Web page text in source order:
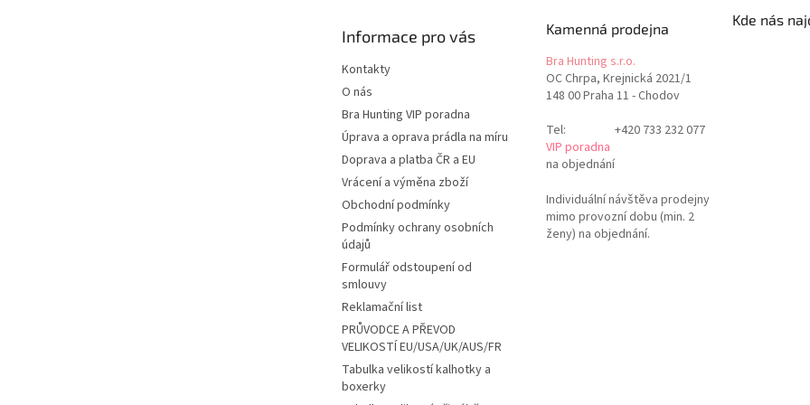
Informace pro vás
Kontakty
O nás
Bra Hunting VIP poradna
Úprava a oprava prádla na míru
Doprava a platba ČR a EU
Vrácení a výměna zboží
Obchodní podmínky
Podmínky ochrany osobních
údajů
Formulář odstoupení od
smlouvy
Reklamační list
PRŮVODCE A PŘEVOD
VELIKOSTÍ EU/USA/UK/AUS/FR
Tabulka velikostí kalhotky a
boxerky
Kamenná prodejna
Bra Hunting s.r.o.
OC Chrpa, Krejnická 2021/1
148 00 Praha 11 - Chodov
Tel:
+420 733 232 077
VIP poradna
na objednání
Individuální návštěva prodejny
mimo provozní dobu (min. 2
ženy) na objednání.
Kde nás